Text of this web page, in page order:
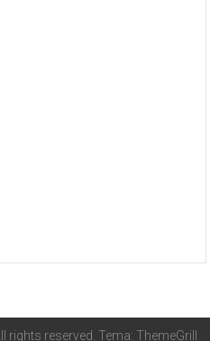
rights reserved. Tema: ThemeGrill